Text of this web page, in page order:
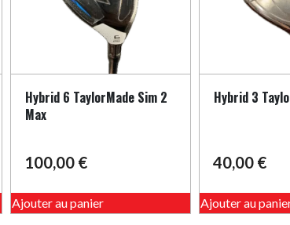
Hybrid 6 TaylorMade Sim 2
Max
100,00 €
Ajouter au panier
Hybrid 3
40,00 €
Ajouter au